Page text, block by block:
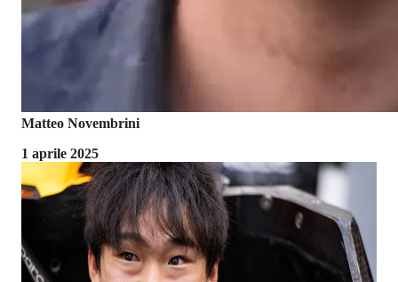
Matteo Novembrini
1 aprile 2025